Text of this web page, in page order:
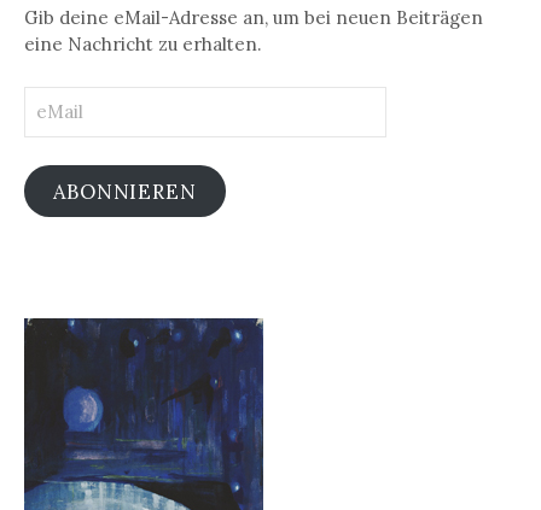
Gib deine eMail-Adresse an, um bei neuen Beiträgen
eine Nachricht zu erhalten.
ABONNIEREN